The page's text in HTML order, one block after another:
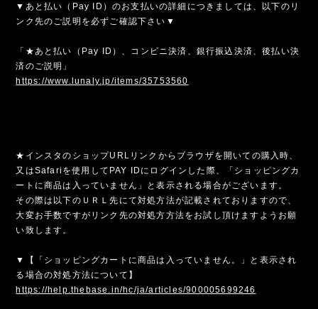
▼あと払い（Pay ID）のお支払いの詳細につきましては、以下のリ
ンク先のご説明を必ずご確認下さい▼
「★あと払い（Pay ID）、コンビニ決済、銀行振込決済、後払い決
済のご説明」
https://www.lunaly.jp/items/35753560
★インスタのショップURLリンクからブラウザを開いての購入時、
又はSafariを使用してPAY IDにログインした際、「ショッピングカ
ートに商品は入っていません」と表示される場合がございます。
その際は以下のＵＲＬ先にて対処方法が記載されておりますので、
大変お手数ですがリンク先の対処方方法をお試し頂けますようお願
い致します。
▼【「ショッピングカートに商品は入っていません。」と表示され
る場合の対処方法について】
https://help.thebase.in/hc/ja/articles/900005699246